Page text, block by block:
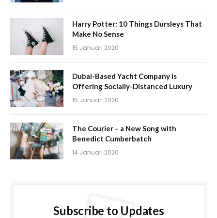
Harry Potter: 10 Things Dursleys That
Make No Sense
15 Januari 2020
Dubai-Based Yacht Company is
Offering Socially-Distanced Luxury
15 Januari 2020
The Courier – a New Song with
Benedict Cumberbatch
14 Januari 2020
Subscribe to Updates